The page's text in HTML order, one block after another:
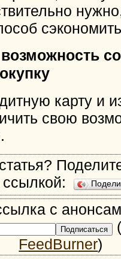
карту и
свою
с
FeedBurner)